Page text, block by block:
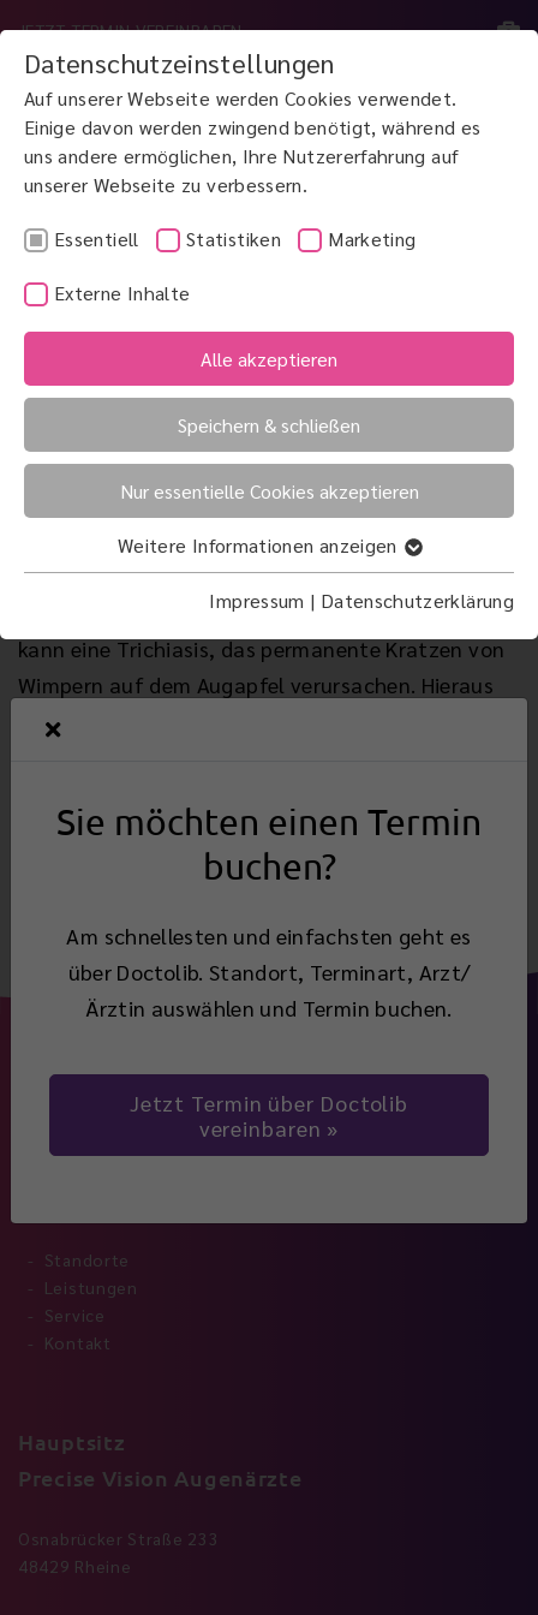
Datenschutzeinstellungen
Auf unserer Webseite werden Cookies verwendet.
Einige davon werden zwingend benötigt, während es
uns andere ermöglichen, Ihre Nutzererfahrung auf
unserer Webseite zu verbessern.
Essentiell Statistiken Marketing
Externe Inhalte
Alle akzeptieren
Speichern & schließen
Nur essentielle Cookies akzeptieren
Weitere Informationen anzeigen
Impressum | Datenschutzerklärung
JETZT TERMIN VEREINBAREN
JETZT ANRUFEN0800 3 100 900
Enophthalmus Epi Lasik
Entropium
Entropium
Mit Entropium bezeichnet man die
Einwärtswendung der Lidkante. Das Unterlid ist
häufiger betroffen als das Oberlid. Ein Entropium
kann eine Trichiasis, das permanente Kratzen von
Wimpern auf dem Augapfel verursachen. Hieraus
kann sich ein Hornhautgeschwür entwickeln. Daher
Sie möchten einen Termin
buchen?
Am schnellesten und einfachsten geht es
über Doctolib. Standort, Terminart, Arzt/
Ärztin auswählen und Termin buchen.
Jetzt Termin über Doctolib
vereinbaren
Standorte
Leistungen
Service
Kontakt
Hauptsitz
Precise Vision Augenärzte
Osnabrücker Straße 233
48429 Rheine